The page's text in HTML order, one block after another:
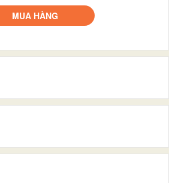
MUA HÀNG